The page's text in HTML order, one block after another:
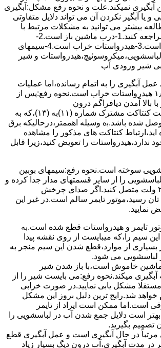
آﺑﮕﯿﺮی نمیکند.ﻋﻠﺖ و نحوه رﻓﻊ مشکل:آبگیری
یا آبگیر نکردن آن می تواند دلایل متفاوتی
بیشتر می توانید به مشکلات مرتبط با
آبگیری لباسشویی مراجعه کنید.1-درب ﻣﺎﺷﯿﻦ ﺑﺎز اﺳﺖ.2-
ﻣﯿﮑﺮوﺳﻮﺋﯿﭻ ﺧﺮاب اﺳﺖ.3-ﻫﯿﺪرواﺳﺘﺎت ﺧﺮاب اﺳﺖ.4-سیمهای
لباسشویی،ﻣﯿﮑﺮوﺳﻮﺋﯿﭻ،ﻫﯿﺪرواﺳﺘﺎت و ﺷﯿﺮ
ﻋﻤﻞ آﺑﮕﯿﺮی را ﺑﻪ اﺗﻤﺎم رﺳﺎﻧﺪه،اﻣﺎ ﻋﻤﻠﯿﺎت
ﺑﻌﺪی اﻧﺠﺎم نمیشود.۱٫ ﻫﯿﺪرواﺳﺘﺎت ﺧﺮاب اﺳﺖ.نحوه رﻓﻊ:ﭘﺲ از
ﺑﺎﻻ آﻣﺪن دﯾﺎﻓﺮاﮔﻢ درون
ﻫﯿﺪرواﺳﺘﺎت،میبایست ﮐﻨﺘﺎﮐﺖ ﻣﺸﺘﺮک شماره (۱۱)به (۱۳)،ﮐﻪ ﺑﻪ
ﺷﺪه ﺑﺎﺷﺪ.ﺑه وسیله اهممتر،درحالیکه ﺑﺮق
ﮐﻨﺘﺎﮐﺖ ﻫﺎی ﻣﺬﮐﻮر را ﻣﺸﺎﻫﺪه
ندارد،ﻫﯿﺪرواﺳﺘﺎت را ﺗﻌﻮﯾﺾ ﮐﻨﯿﺪ،زﯾﺮا قابل
ﺳﻮﺧﺘﻪ اﺳﺖ.نحوه رﻓﻊ:سیمهای ﺑﻮﺑﯿﻦ
را از ﺳﺎﯾﺮ قسمتهای ﻣﺪار ﺟﺪا کرده و
مستقیماً ﺑﻪ برق ۲۲۰ وﻟﺖ ﻣﺘﺼﻞ کنید.اﮔﺮ ﺻﺪای ﭼﺮﺧﺶ
رﺳﯿﺪ،ﻣﻮﺗﻮر ﺗﺎﯾﻤﺮ ﺳﺎﻟﻢ اﺳﺖ.در ﻏﯿﺮ اﯾﻦ
ﻧﻤﺎﯾﯿﺪ.
ﺗﺎﯾﻤﺮ و ﻫﯿﺪرواﺳﺘﺎت ﻗﻄﻊ ﺷﺪه اﺳﺖ.به
ﺳﯿﻢ را،ﮐﻪ میبایست از روی ﻧﻘﺸﻪ ﭘﯿﺪا
ﺑﺴﯿﺎری از موارد،ﻗﻄﻊ ﺷﺪن اﯾﻦ ﺳﯿﻢ ﻣﻨﺠﺮ ﺑﻪ
لباسشویی می شود.
ﻣﺎﺷﯿﻦ ﺧﺎﻣﻮش اﺳﺖ،ﺑﺎ ﺑﺎز ﺷﺪن ﺷﯿﺮ
میکند.نحوه رﻓﻊ:می بایست ﺷﯿﺮ را از
مشکل یابی نمایید.در صورت خرابی
خواهد شد.رایج ترین دلیل بروز این مشکل
است.اما ممکن است ایراد از تایمر
است دلایل جمع شدن آب در لباسشویی را
تصمیم بگیرید.
مرتباً در ﺣﺎل آﺑﮕﯿﺮی اﺳﺖ و ﻋﻤﻞ آﺑﮕﯿﺮی ﻗﻄﻊ
در ﻣﺪت آﺑﮕﯿﺮی،آب درون دﯾﮓ ﺑﺴﯿﺎر زﯾﺎد